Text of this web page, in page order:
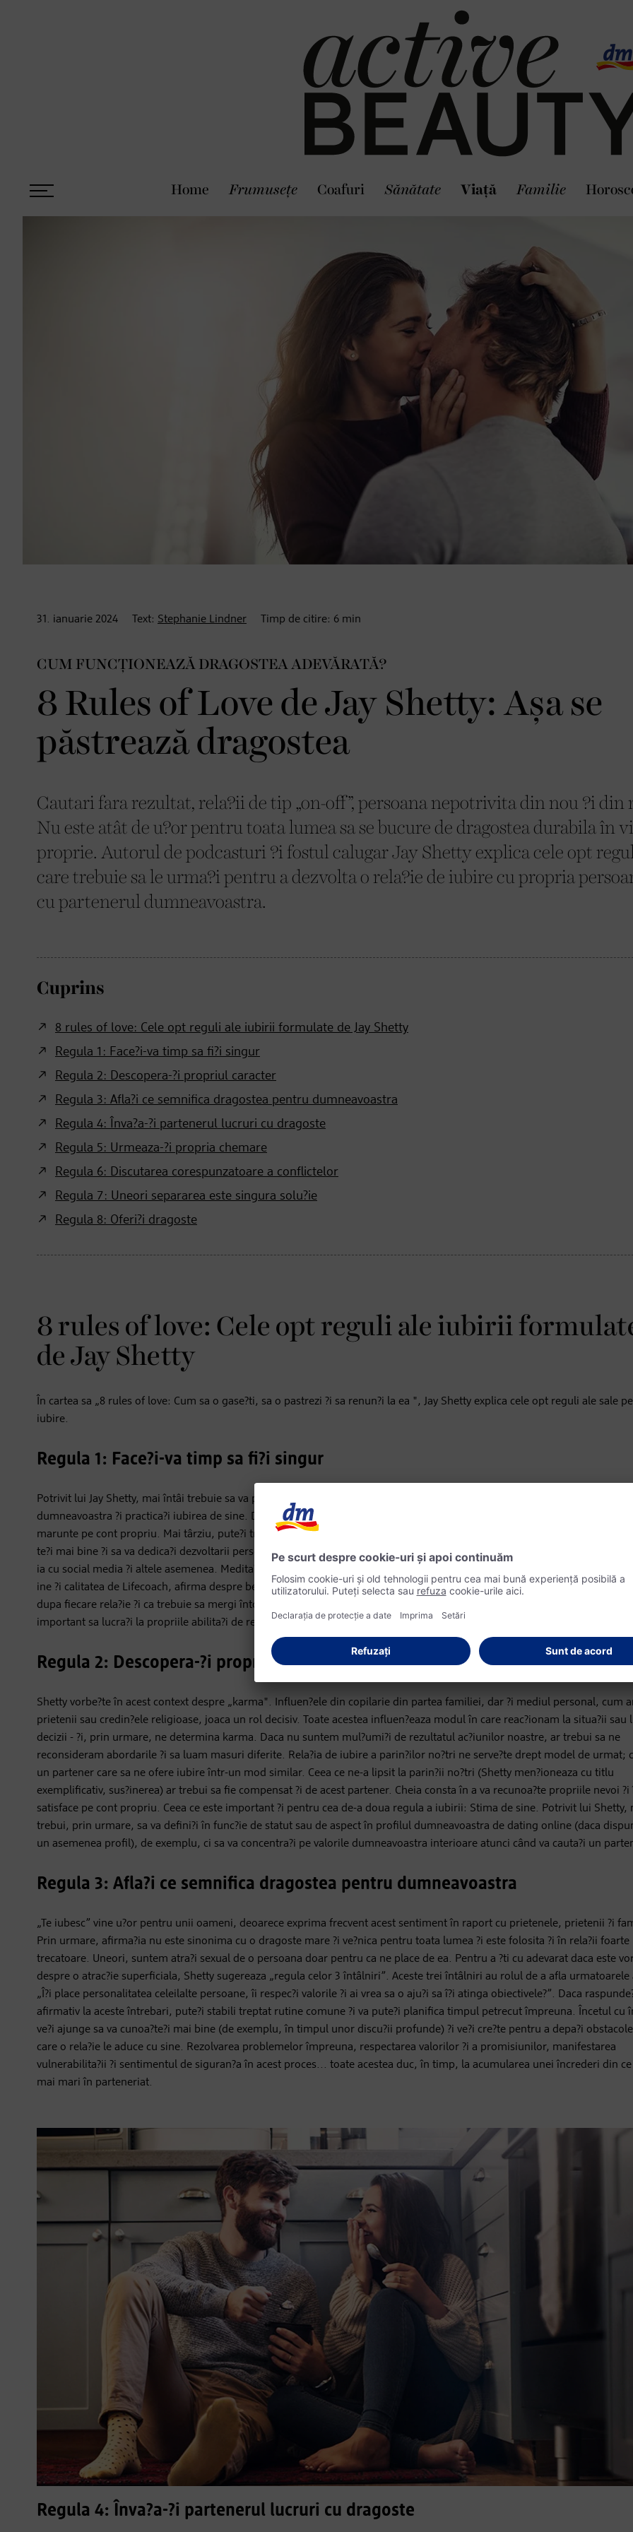
Home Frumusețe Coafuri Sănătate Viaţă Familie
31. ianuarie 2024 Text: Stephanie Lindner Timp de citire: 6 min
CUM FUNCȚIONEAZĂ DRAGOSTEA ADEVĂRATĂ?
8 Rules of Love de Jay Shetty: Așa se
păstrează dragostea
Cautari fara rezultat, rela?ii de tip „on-off”, persoana nepotrivita din nou ?i din
Nu este atât de u?or pentru toata lumea sa se bucure de dragostea durabila în
proprie. Autorul de podcasturi ?i fostul calugar Jay Shetty explica cele opt
care trebuie sa le urma?i pentru a dezvolta o rela?ie de iubire cu propria
cu partenerul dumneavoastra.
Cuprins
8 rules of love: Cele opt reguli ale iubirii formulate de Jay Shetty
Regula 1: Face?i-va timp sa fi?i singur
Regula 2: Descopera-?i propriul caracter
Regula 3: Afla?i ce semnifica dragostea pentru dumneavoastra
Regula 4: Înva?a-?i partenerul lucruri cu dragoste
Regula 5: Urmeaza-?i propria chemare
Regula 6: Discutarea corespunzatoare a conflictelor
Regula 7: Uneori separarea este singura solu?ie
Regula 8: Oferi?i dragoste
8 rules of love: Cele opt reguli ale iubirii
de Jay Shetty
În cartea sa „8 rules of love: Cum sa o gase?ti, sa o pastrezi ?i sa renun?i la ea ", Jay Shetty explica cele opt reguli ale sale
iubire.
Regula 1: Face?i-va timp sa fi?i singur
Potrivit lui Jay Shetty, mai întâi trebuie sa va pregati?i pentru iubire. Pentru a proceda în acest sens, petrece?i ceva timp cu
dumneavoastra ?i practica?i iubirea de sine. Daca acest lucru vi se pare ie?it din comun, ar trebui sa începe?i prin a face
marunte pe cont propriu. Mai târziu, pute?i trece la un nivel superior ?i pute?i calatori singur, de exemplu. Scopul este sa va
te?i mai bine ?i sa va dedica?i dezvoltarii personale. Este important sa fi?i prezent pentru dumneavoastra ?i sa nu va
ia cu social media ?i altele asemenea. Medita?ia sub forma iubirii de sine poate fi, de asemenea, de ajutor. Autorul car?ii,
ine ?i calitatea de Lifecoach, afirma despre beneficiile de a fi singur: „A fi singur te ajuta sa realizezi ca exista un „tu”
dupa fiecare rela?ie ?i ca trebuie sa mergi întotdeauna pe drumul tau, indiferent daca e?ti cu cineva sau nu.” De asemenea,
important sa lucra?i la propriile abilita?i de rela?ionare în aceasta faza ?i sa înva?a?i sa fi?i empatici ?i rabdatori cu ceilal?i.
Regula 2: Descopera-?i propriul caracter
Shetty vorbe?te în acest context despre „karma". Influen?ele din copilarie din partea familiei, dar ?i mediul personal, cum
prietenii sau credin?ele religioase, joaca un rol decisiv. Toate acestea influen?eaza modul în care reac?ionam la situa?ii sau
decizii - ?i, prin urmare, ne determina karma. Daca nu suntem mul?umi?i de rezultatul ac?iunilor noastre, ar trebui sa ne
reconsideram abordarile ?i sa luam masuri diferite. Rela?ia de iubire a parin?ilor no?tri ne serve?te drept model de urmat;
un partener care sa ne ofere iubire într-un mod similar. Ceea ce ne-a lipsit la parin?ii no?tri (Shetty men?ioneaza cu titlu
exemplificativ, sus?inerea) ar trebui sa fie compensat ?i de acest partener. Cheia consta în a va recunoa?te propriile nevoi ?i
satisface pe cont propriu. Ceea ce este important ?i pentru cea de-a doua regula a iubirii: Stima de sine. Potrivit lui Shetty,
trebui, prin urmare, sa va defini?i în func?ie de statut sau de aspect în profilul dumneavoastra de dating online (daca
un asemenea profil), de exemplu, ci sa va concentra?i pe valorile dumneavoastra interioare atunci când va cauta?i un
Regula 3: Afla?i ce semnifica dragostea pentru dumneavoastra
„Te iubesc” vine u?or pentru unii oameni, deoarece exprima frecvent acest sentiment în raport cu prietenele, prietenii ?i
Prin urmare, afirma?ia nu este sinonima cu o dragoste mare ?i ve?nica pentru toata lumea ?i este folosita ?i în rela?ii foarte
trecatoare. Uneori, suntem atra?i sexual de o persoana doar pentru ca ne place de ea. Pentru a ?ti cu adevarat daca este
despre o atrac?ie superficiala, Shetty sugereaza „regula celor 3 întâlniri”. Aceste trei întâlniri au rolul de a afla urmatoarele
„Î?i place personalitatea celeilalte persoane, îi respec?i valorile ?i ai vrea sa o aju?i sa î?i atinga obiectivele?”. Daca
afirmativ la aceste întrebari, pute?i stabili treptat rutine comune ?i va pute?i planifica timpul petrecut împreuna. Încetul cu
ve?i ajunge sa va cunoa?te?i mai bine (de exemplu, în timpul unor discu?ii profunde) ?i ve?i cre?te pentru a depa?i
care o rela?ie le aduce cu sine. Rezolvarea problemelor împreuna, respectarea valorilor ?i a promisiunilor, manifestarea
vulnerabilita?ii ?i sentimentul de siguran?a în acest proces... toate acestea duc, în timp, la acumularea unei încrederi din
mai mari în parteneriat.
Regula 4: Înva?a-?i partenerul lucruri cu dragoste